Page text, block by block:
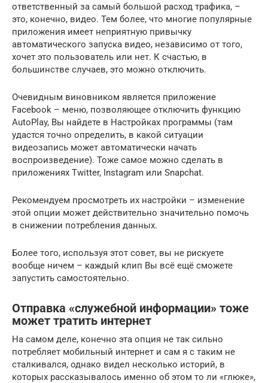
ответственный за самый большой расход трафика, –
это, конечно, видео. Тем более, что многие популярные
приложения имеет неприятную привычку
автоматического запуска видео, независимо от того,
хочет это пользователь или нет. К счастью, в
большинстве случаев, это можно отключить.
Очевидным виновником является приложение
Facebook – меню, позволяющее отключить функцию
AutoPlay, Вы найдете в Настройках программы (там
удастся точно определить, в какой ситуации
видеозапись может автоматически начать
воспроизведение). Тоже самое можно сделать в
приложениях Twitter, Instagram или Snapchat.
Рекомендуем просмотреть их настройки – изменение
этой опции может действительно значительно помочь
в снижении потребления данных.
Более того, используя этот совет, вы не рискуете
вообще ничем – каждый клип Вы всё ещё сможете
запустить самостоятельно.
Отправка «служебной информации» тоже
может тратить интернет
На самом деле, конечно эта опция не так сильно
потребляет мобильный интернет и сам я с таким не
сталкивался, однако видел несколько историй, в
которых рассказывалось именно об этом то ли «глюке»,